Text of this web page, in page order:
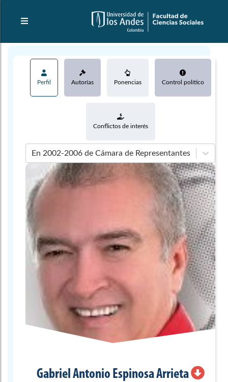
Perfil Autorías Ponencias Control político
Conflictos de interés
En 2002-2006 de Cámara de Representantes
Gabriel Antonio Espinosa Arrieta